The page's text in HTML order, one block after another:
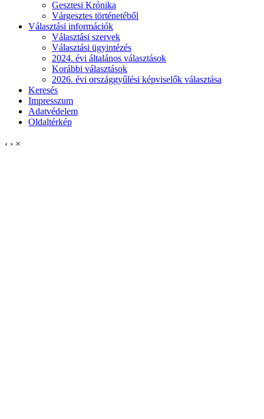
Gesztesi Krónika
Várgesztes történetéből
Választási információk
Választási szervek
Választási ügyintézés
2024. évi általános választások
Korábbi választások
2026. évi országgyűlési képviselők választása
Keresés
Impresszum
Adatvédelem
Oldaltérkép
‹ › ×